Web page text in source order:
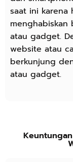
saat ini
menghabiskan
atau gadget.
website atau
berkunjung
atau gadget.